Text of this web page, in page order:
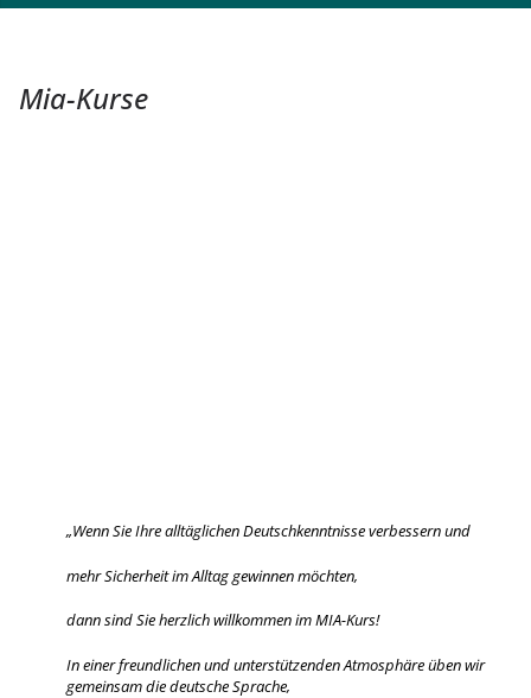
Mia-Kurse
„Wenn Sie Ihre alltäglichen Deutschkenntnisse verbessern und
mehr Sicherheit im Alltag gewinnen möchten,
dann sind Sie herzlich willkommen im MIA-Kurs!
In einer freundlichen und unterstützenden Atmosphäre üben wir
gemeinsam die deutsche Sprache,